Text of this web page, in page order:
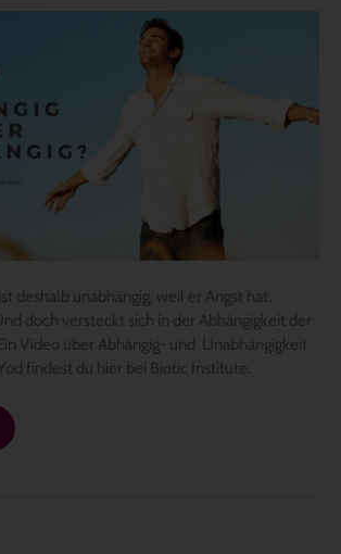
deshalb unabhängig, weil er Angst hat,
doch versteckt sich in der Abhängigkeit der
Video über Abhängig- und Unabhängigkeit
findest du hier bei Biotic Institute.